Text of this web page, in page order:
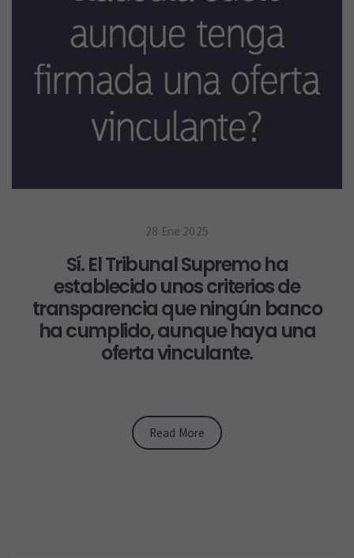
28 Ene 2025
Sí. El Tribunal Supremo ha
establecido unos criterios de
transparencia que ningún banco
ha cumplido, aunque haya una
oferta vinculante.
Read More